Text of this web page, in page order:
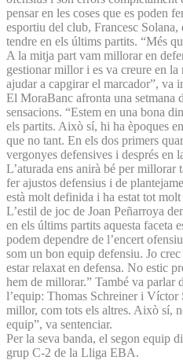
pensar en les coses que es poden
esportiu del club, Francesc
tendre en els últims partits. “Més
A la mitja part vam millorar en
gestionar millor i es va creure en
ajudar a capgirar el marcador”, va
El MoraBanc afronta una setmana
sensacions. “Estem en una bona
els partits. Això sí, hi ha èpoques
que no tant. En els dos primers
vergonyes defensives i després en
L’aturada ens anirà bé per
fer ajustos defensius i de
està molt definida i ha estat tot
L’estil de joc de Joan Peñarroya
en els últims partits aquesta faceta
podem dependre de l’encert
som un bon equip defensiu. Jo
estar relaxat en defensa. No estic
hem de millorar.” També va parlar
l’equip: Thomas Schreiner i Víctor
millor, com tots els altres. Això sí,
equip”, va sentenciar.
Per la seva banda, el segon equip
grup C-2 de la Lliga EBA.